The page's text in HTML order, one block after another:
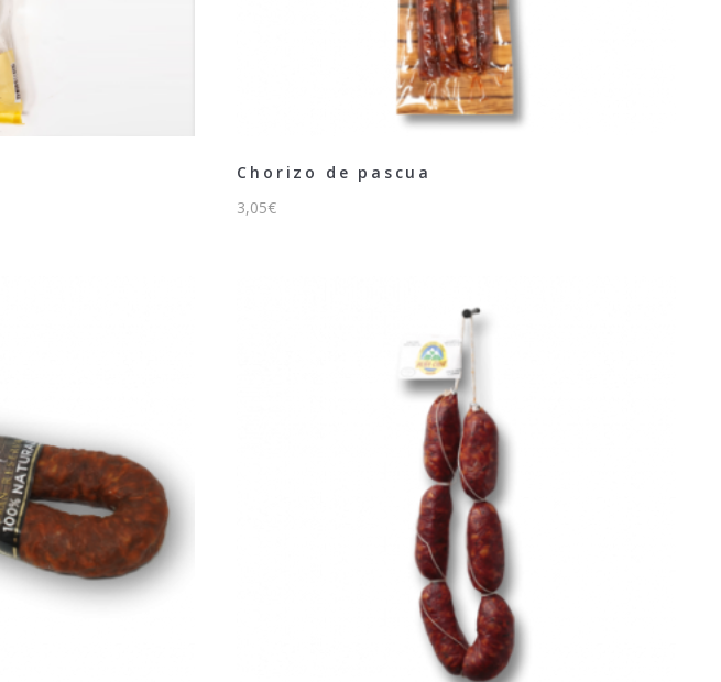
Chorizo de pascua
3,05€